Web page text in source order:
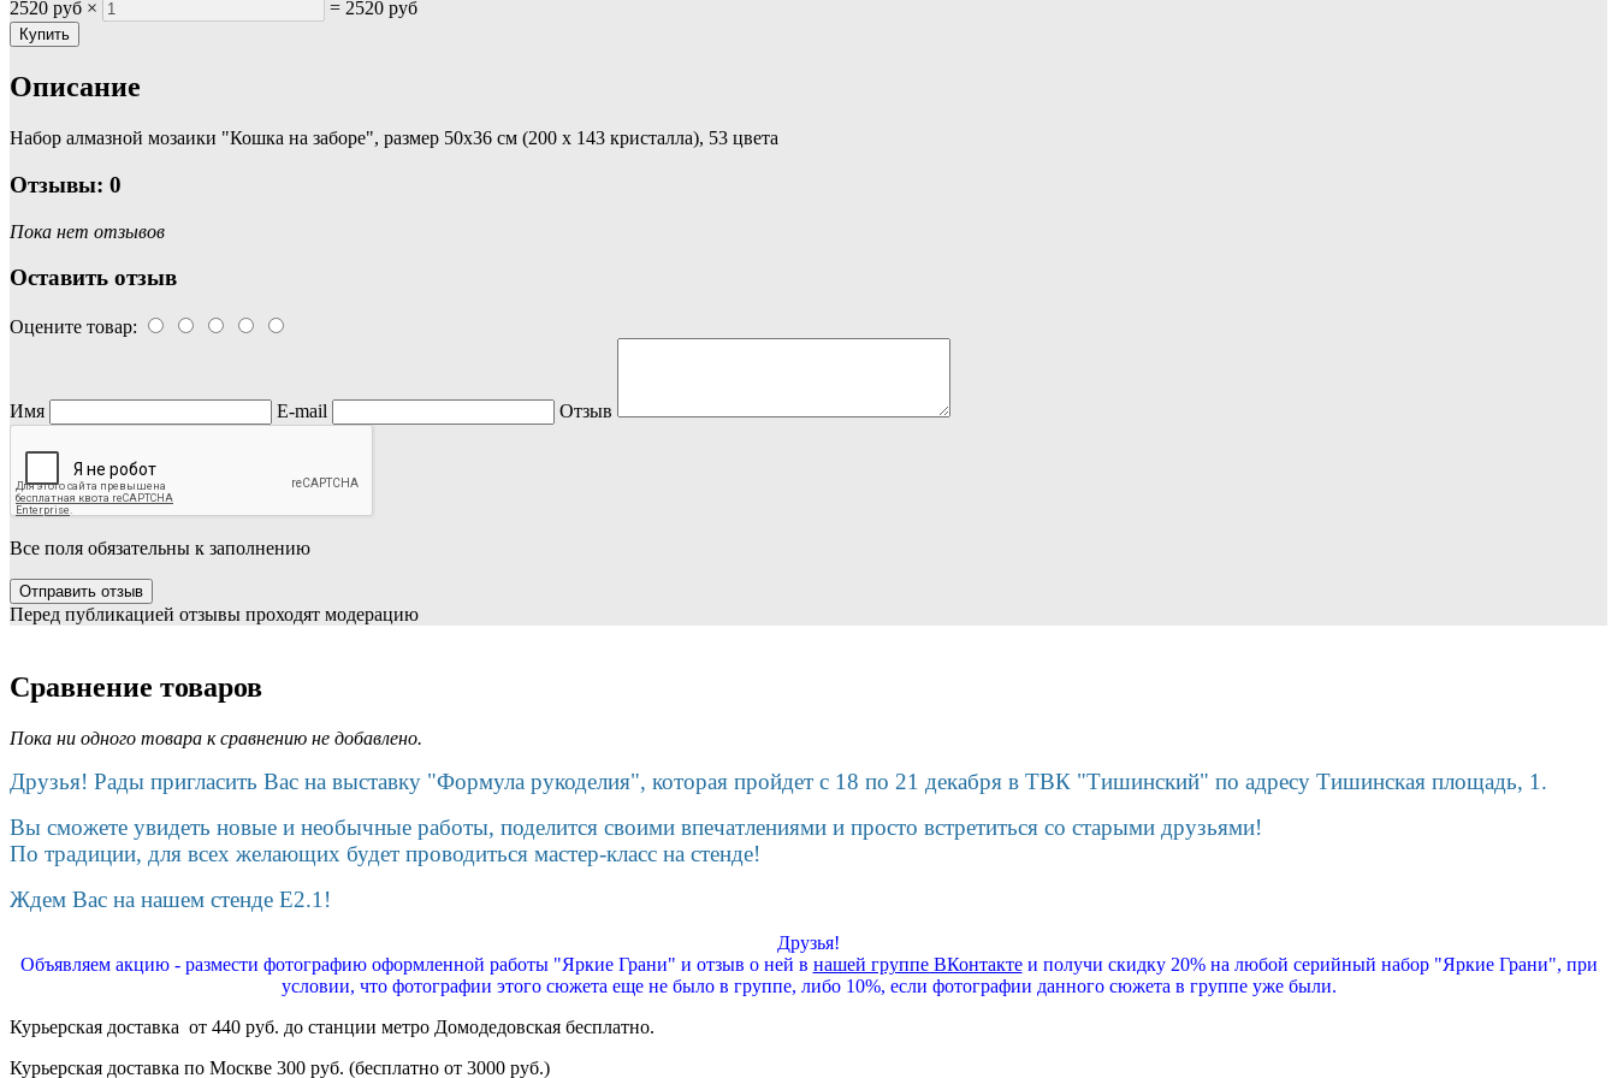
2520 руб × = 2520 руб
Описание
Набор алмазной мозаики "Кошка на заборе", размер 50х36 см (200 х 143 кристалла), 53 цвета
Отзывы: 0
Пока нет отзывов
Оставить отзыв
Оцените товар:
Имя E-mail Отзыв
Все поля обязательны к заполнению
Перед публикацией отзывы проходят модерацию
Сравнение товаров
Пока ни одного товара к сравнению не добавлено.
Друзья! Рады пригласить Вас на выставку "Формула рукоделия", которая пройдет с 18 по 21 декабря в ТВК "Тишинский" по адресу Тишинская площадь, 1.
Вы сможете увидеть новые и необычные работы, поделится своими впечатлениями и просто встретиться со старыми друзьями!
По традиции, для всех желающих будет проводиться мастер-класс на стенде!
Ждем Вас на нашем стенде E2.1!
Друзья!
Объявляем акцию - размести фотографию оформленной работы "Яркие Грани" и отзыв о ней в нашей группе ВКонтактеи получи скидку 20% на любой серийный набор "Яркие Грани", при
условии, что фотографии этого сюжета еще не было в группе, либо 10%, если фотографии данного сюжета в группе уже были.
Курьерская доставка от 440 руб. до станции метро Домодедовская бесплатно.
Курьерская доставка по Москве 300 руб. (бесплатно от 3000 руб.)